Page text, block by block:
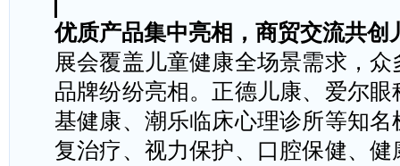
优质产品集中亮相，商贸交流共创
展会覆盖儿童健康全场景需求，
品牌纷纷亮相。正德儿康、爱尔
基健康、潮乐临床心理诊所等知
复治疗、视力保护、口腔保健、